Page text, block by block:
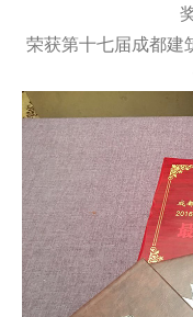
荣获第十七届成都建